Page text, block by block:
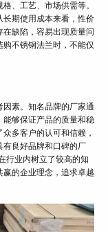
、工艺、市场供需等。
期使用成本来看，性价
缺陷，容易出现质量问
不锈钢法兰时，不能仅
素。知名品牌的厂家通
够保证产品的质量和稳
多客户的认可和信赖，
有良好品牌和口碑的厂
行业内树立了较高的知
的企业理念，追求卓越